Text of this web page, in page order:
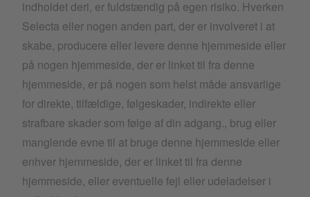
indholdet deri, er fuldstændig på egen risiko. Hverken
Selecta eller nogen anden part, der er involveret i at
skabe, producere eller levere denne hjemmeside eller
på nogen hjemmeside, der er linket til fra denne
hjemmeside, er på nogen som helst måde ansvarlige
for direkte, tilfældige, følgeskader, indirekte eller
strafbare skader som følge af din adgang., brug eller
manglende evne til at bruge denne hjemmeside eller
enhver hjemmeside, der er linket til fra denne
hjemmeside, eller eventuelle fejl eller udeladelser i